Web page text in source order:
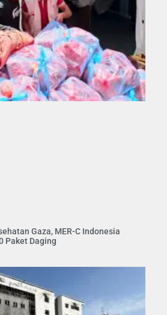
Gaza, MER-C Indonesia
Paket Daging